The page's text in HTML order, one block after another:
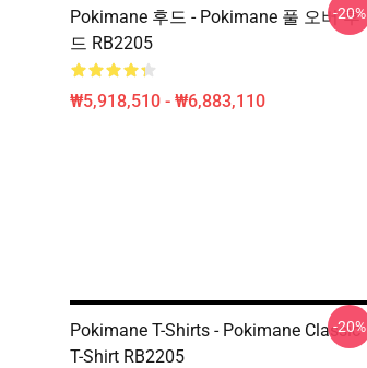
Pokimane 후드 - Pokimane 풀 오버 후
드 RB2205
₩5,918,510 - ₩6,883,110
-20%
Pokimane T-Shirts - Pokimane Classic
T-Shirt RB2205
-20%